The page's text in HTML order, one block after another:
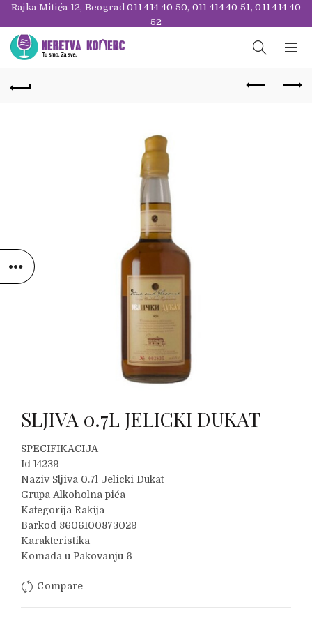
Rajka Mitića 12, Beograd011 414 40 50, 011 414 40 51,011 414 40
52
SLJIVA 0.7L JELICKI DUKAT
SPECIFIKACIJA
Id 14239
Naziv Sljiva 0.7l Jelicki Dukat
Grupa Alkoholna pića
Kategorija Rakija
Barkod 8606100873029
Karakteristika
Komada u Pakovanju 6
Compare